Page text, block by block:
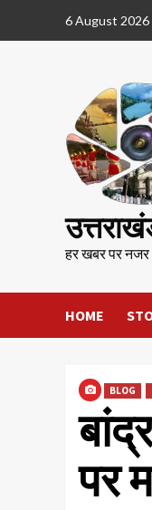
6 August 2026
हर खबर पर नजर
HOME
BLOG
पर